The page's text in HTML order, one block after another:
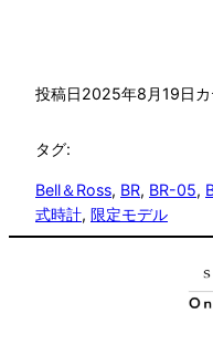
投稿日2025年8月19日
タグ:
Bell＆Ross, BR, BR-05,
式時計, 限定モデル